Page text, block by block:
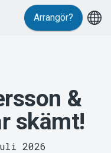
Arrangör?
&
skämt!
2026